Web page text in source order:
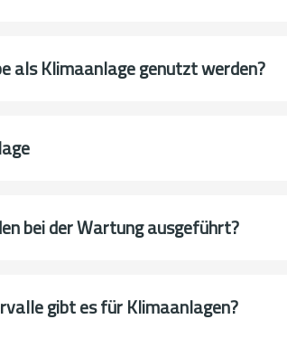
als Klimaanlage genutzt werden?
bei der Wartung ausgeführt?
gibt es für Klimaanlagen?